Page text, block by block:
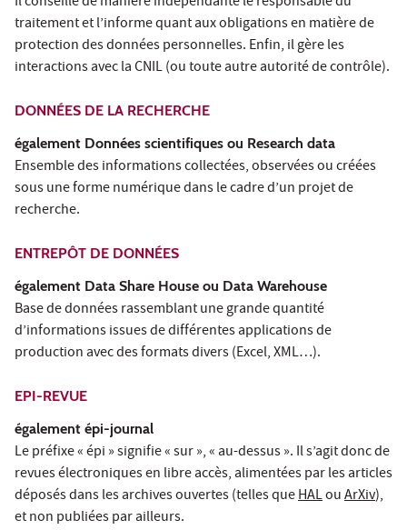
traitement et l’informe quant aux obligations en matière de
protection des données personnelles. Enfin, il gère les
interactions avec la CNIL (ou toute autre autorité de contrôle).
DONNÉES DE LA RECHERCHE
également Données scientifiques ou Research data
Ensemble des informations collectées, observées ou créées
sous une forme numérique dans le cadre d’un projet de
recherche.
ENTREPÔT DE DONNÉES
également Data Share House ou Data Warehouse
Base de données rassemblant une grande quantité
d’informations issues de différentes applications de
production avec des formats divers (Excel, XML…).
EPI-REVUE
également épi-journal
Le préfixe « épi » signifie « sur », « au-dessus ». Il s’agit donc de
revues électroniques en libre accès, alimentées par les articles
déposés dans les archives ouvertes (telles queHALouArXiv),
et non publiées par ailleurs.